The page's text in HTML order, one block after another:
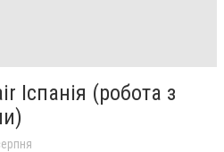
Іспанія (робота з